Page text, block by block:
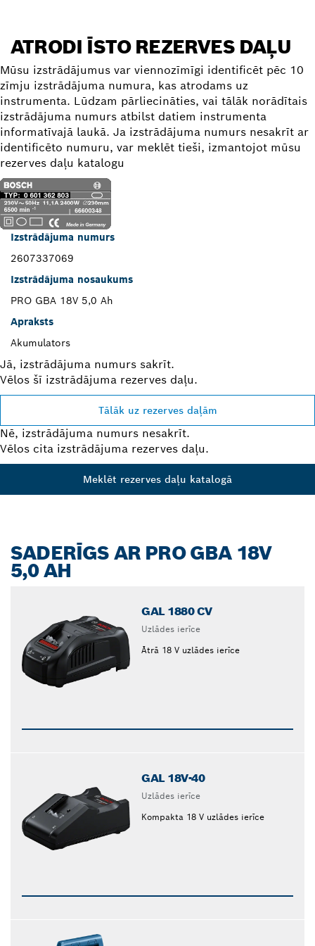
ATRODI ĪSTO REZERVES DAĻU
Mūsu izstrādājumus var viennozīmīgi identificēt pēc 10
zīmju izstrādājuma numura, kas atrodams uz
instrumenta. Lūdzam pārliecināties, vai tālāk norādītais
izstrādājuma numurs atbilst datiem instrumenta
informatīvajā laukā. Ja izstrādājuma numurs nesakrīt ar
identificēto numuru, var meklēt tieši, izmantojot mūsu
rezerves daļu katalogu
Izstrādājuma numurs
2607337069
Izstrādājuma nosaukums
PRO GBA 18V 5,0 Ah
Apraksts
Akumulators
Jā, izstrādājuma numurs sakrīt.
Vēlos šī izstrādājuma rezerves daļu.
Tālāk uz rezerves daļām
Nē, izstrādājuma numurs nesakrīt.
Vēlos cita izstrādājuma rezerves daļu.
Meklēt rezerves daļu katalogā
SADERĪGS AR PRO GBA 18V
5,0 AH
GAL 1880 CV
Uzlādes ierīce
Ātrā 18 V uzlādes ierīce
GAL 18V-40
Uzlādes ierīce
Kompakta 18 V uzlādes ierīce